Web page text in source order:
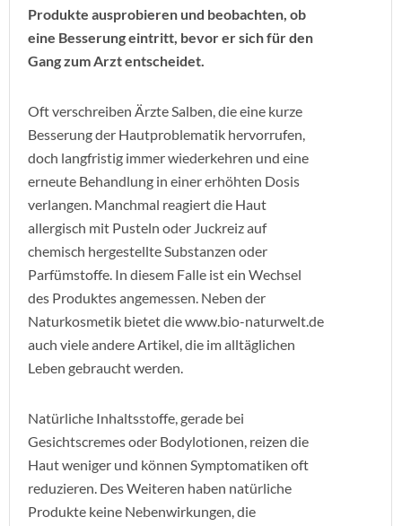
Produkte ausprobieren und beobachten, ob
eine Besserung eintritt, bevor er sich für den
Gang zum Arzt entscheidet.
Oft verschreiben Ärzte Salben, die eine kurze
Besserung der Hautproblematik hervorrufen,
doch langfristig immer wiederkehren und eine
erneute Behandlung in einer erhöhten Dosis
verlangen. Manchmal reagiert die Haut
allergisch mit Pusteln oder Juckreiz auf
chemisch hergestellte Substanzen oder
Parfümstoffe. In diesem Falle ist ein Wechsel
des Produktes angemessen. Neben der
Naturkosmetik bietet die www.bio-naturwelt.de
auch viele andere Artikel, die im alltäglichen
Leben gebraucht werden.
Natürliche Inhaltsstoffe, gerade bei
Gesichtscremes oder Bodylotionen, reizen die
Haut weniger und können Symptomatiken oft
reduzieren. Des Weiteren haben natürliche
Produkte keine Nebenwirkungen, die